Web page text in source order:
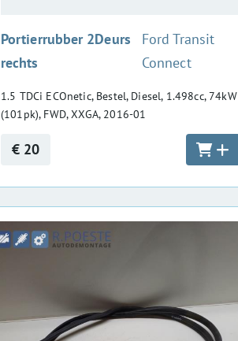
Portierrubber 2Deurs
rechts
:Ford Transit
Connect
1.5 TDCi ECOnetic, Bestel, Diesel, 1.498cc, 74kW
(101pk), FWD, XXGA, 2016-01
€ 20